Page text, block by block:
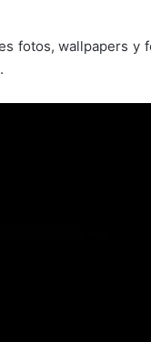
fotos, wallpapers y